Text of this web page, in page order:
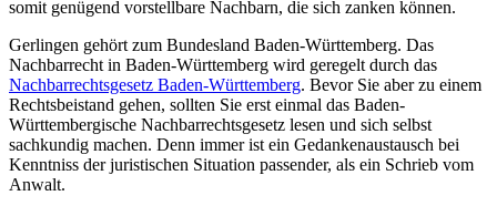
somit genügend vorstellbare Nachbarn, die sich zanken können.
Gerlingen gehört zum Bundesland Baden-Württemberg. Das
Nachbarrecht in Baden-Württemberg wird geregelt durch das
Nachbarrechtsgesetz Baden-Württemberg. Bevor Sie aber zu einem
Rechtsbeistand gehen, sollten Sie erst einmal das Baden-
Württembergische Nachbarrechtsgesetz lesen und sich selbst
sachkundig machen. Denn immer ist ein Gedankenaustausch bei
Kenntniss der juristischen Situation passender, als ein Schrieb vom
Anwalt.